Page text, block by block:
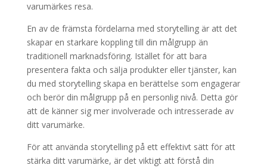
varumärkes resa.
En av de främsta fördelarna med storytelling är att det
skapar en starkare koppling till din målgrupp än
traditionell marknadsföring. Istället för att bara
presentera fakta och sälja produkter eller tjänster, kan
du med storytelling skapa en berättelse som engagerar
och berör din målgrupp på en personlig nivå. Detta gör
att de känner sig mer involverade och intresserade av
ditt varumärke.
För att använda storytelling på ett effektivt sätt för att
stärka ditt varumärke, är det viktigt att förstå din